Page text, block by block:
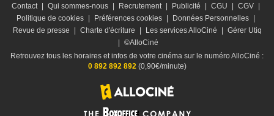
Contact Qui sommes-nous Recrutement Publicité CGU CGV
Politique de cookies
Préférences cookies Données Personnelles
Revue de presse
Charte d'écriture Les services AlloCiné
Gérer Utiq
©AlloCiné
Retrouvez tous les horaires et infos de votre cinéma sur le numéro AlloCiné :
0 892 892 892(0,90€/minute)